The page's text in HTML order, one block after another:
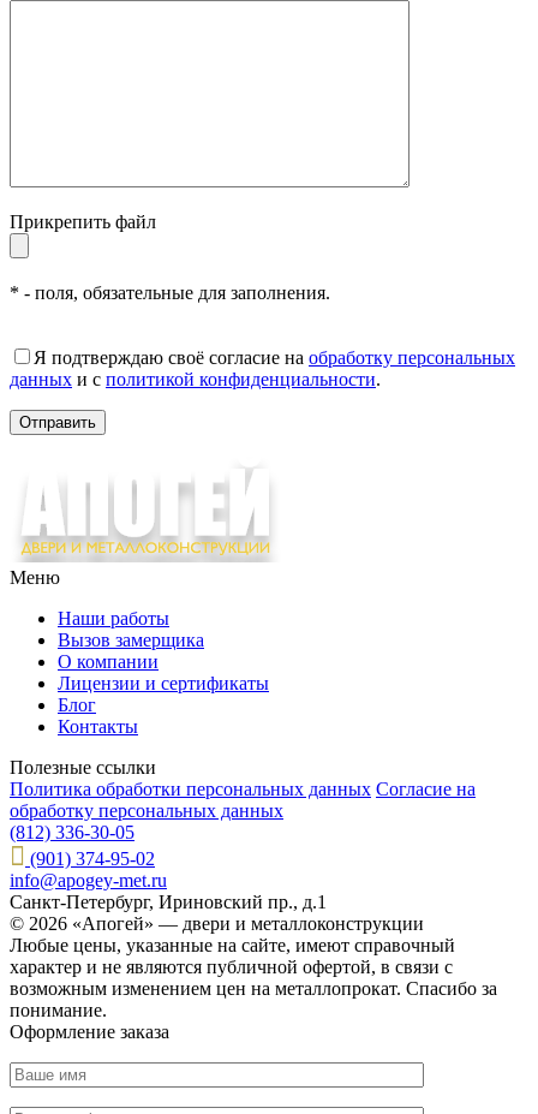
Прикрепить файл
* - поля, обязательные для заполнения.
Я подтверждаю своё согласие на обработку персональных
данных и с политикой конфиденциальности.
Меню
Наши работы
Вызов замерщика
О компании
Лицензии и сертификаты
Блог
Контакты
Полезные ссылки
Политика обработки персональных данных Согласие на
обработку персональных данных
(812) 336-30-05
(901) 374-95-02
info@apogey-met.ru
Санкт-Петербург, Ириновский пр., д.1
© 2026 «Апогей» — двери и металлоконструкции
Любые цены, указанные на сайте, имеют справочный
характер и не являются публичной офертой, в связи с
возможным изменением цен на металлопрокат. Спасибо за
понимание.
Оформление заказа